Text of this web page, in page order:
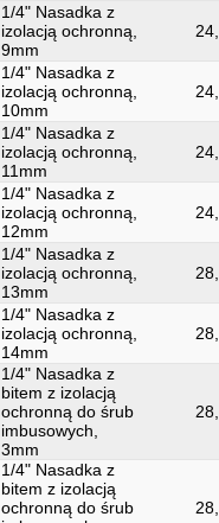
1/4" Nasadka z
izolacją ochronną,
9mm
1/4" Nasadka z
izolacją ochronną,
10mm
1/4" Nasadka z
izolacją ochronną,
11mm
1/4" Nasadka z
izolacją ochronną,
12mm
1/4" Nasadka z
izolacją ochronną,
13mm
1/4" Nasadka z
izolacją ochronną,
14mm
1/4" Nasadka z
bitem z izolacją
ochronną do śrub
imbusowych,
3mm
1/4" Nasadka z
bitem z izolacją
ochronną do śrub